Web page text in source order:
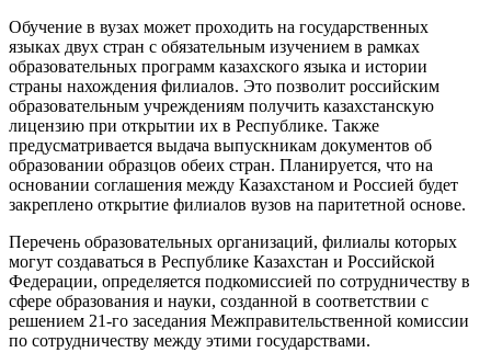
Обучение в вузах может проходить на государственных
языках двух стран с обязательным изучением в рамках
образовательных программ казахского языка и истории
страны нахождения филиалов. Это позволит российским
образовательным учреждениям получить казахстанскую
лицензию при открытии их в Республике. Также
предусматривается выдача выпускникам документов об
образовании образцов обеих стран. Планируется, что на
основании соглашения между Казахстаном и Россией будет
закреплено открытие филиалов вузов на паритетной основе.
Перечень образовательных организаций, филиалы которых
могут создаваться в Республике Казахстан и Российской
Федерации, определяется подкомиссией по сотрудничеству в
сфере образования и науки, созданной в соответствии с
решением 21-го заседания Межправительственной комиссии
по сотрудничеству между этими государствами.